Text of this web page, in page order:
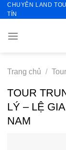
Skip
to
CHUYÊN LAND
TÍN
Trang chủ /
TOUR
LÝ – LỆ
NAM